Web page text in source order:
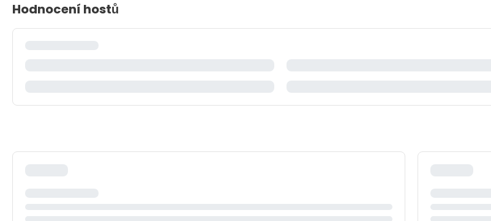
Hodnocení hostů